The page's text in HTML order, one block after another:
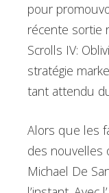
pour
récente sortie
Scrolls IV:
stratégie
tant attendu
Alors que les
des nouvelles
Michael De